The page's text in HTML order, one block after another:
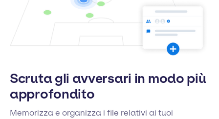
Scruta gli avversari in modo più
approfondito
Memorizza e organizza i file relativi ai tuoi